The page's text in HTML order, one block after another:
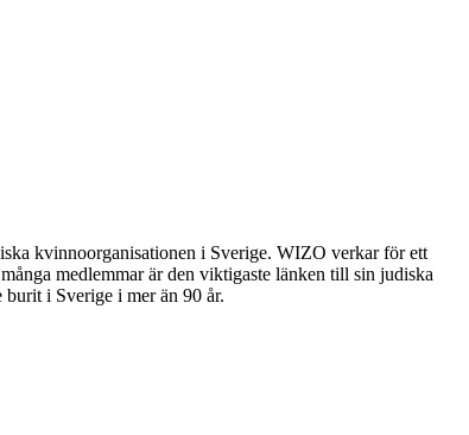
kvinnoorganisationen i Sverige. WIZO verkar för ett
medlemmar är den viktigaste länken till sin judiska
i Sverige i mer än 90 år.